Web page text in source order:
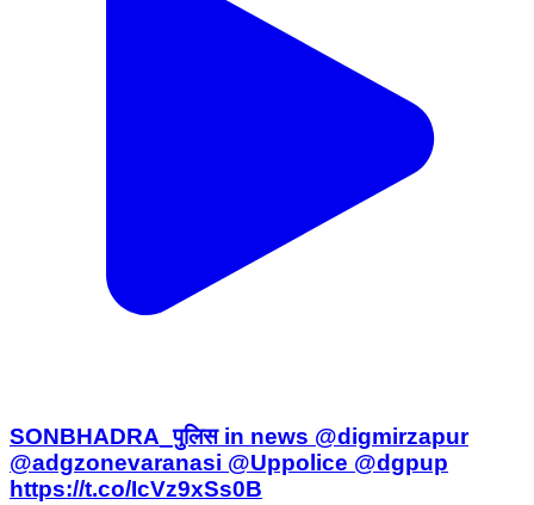
SONBHADRA_पुलिस in news @digmirzapur
@adgzonevaranasi @Uppolice @dgpup
https://t.co/IcVz9xSs0B